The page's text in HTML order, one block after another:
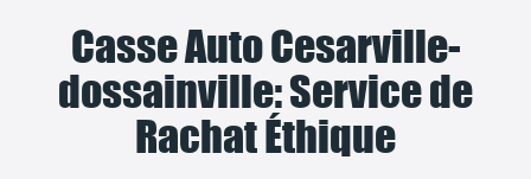
Casse Auto Cesarville-
dossainville: Service de
Rachat Éthique